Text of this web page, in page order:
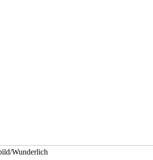
Wunderlich